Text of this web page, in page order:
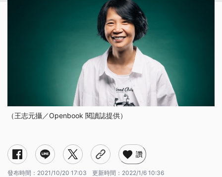
（王志元攝／Openbook 閱讀誌提供）
讚
發布時間： 2021/10/20 17:03 更新時間： 2022/1/6 10:36